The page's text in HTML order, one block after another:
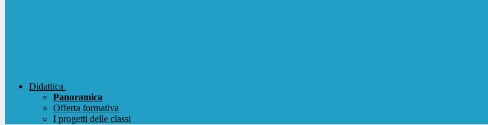
Didattica
Panoramica
Offerta formativa
I progetti delle classi